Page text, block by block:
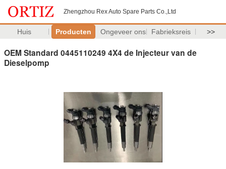
Zhengzhou Rex Auto Spare Parts Co.,Ltd
Huis Producten Ongeveer ons Fabrieksreis >>
OEM Standard 0445110249 4X4 de Injecteur van de
Dieselpomp